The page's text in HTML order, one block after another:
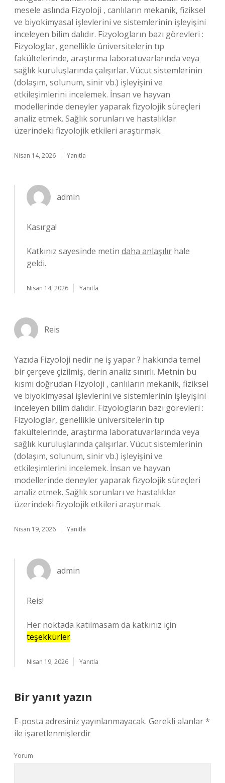
mesele aslında Fizyoloji , canlıların mekanik, fiziksel
ve biyokimyasal işlevlerini ve sistemlerinin işleyişini
inceleyen bilim dalıdır. Fizyologların bazı görevleri :
Fizyologlar, genellikle üniversitelerin tıp
fakültelerinde, araştırma laboratuvarlarında veya
sağlık kuruluşlarında çalışırlar. Vücut sistemlerinin
(dolaşım, solunum, sinir vb.) işleyişini ve
etkileşimlerini incelemek. İnsan ve hayvan
modellerinde deneyler yaparak fizyolojik süreçleri
analiz etmek. Sağlık sorunları ve hastalıklar
üzerindeki fizyolojik etkileri araştırmak.
Nisan 14, 2026 Yanıtla
admin
Kasırga!
Katkınız sayesinde metin daha anlaşılır hale
geldi.
Nisan 14, 2026 Yanıtla
Reis
Yazıda Fizyoloji nedir ne iş yapar ? hakkında temel
bir çerçeve çizilmiş, derin analiz sınırlı. Metnin bu
kısmı doğrudan Fizyoloji , canlıların mekanik, fiziksel
ve biyokimyasal işlevlerini ve sistemlerinin işleyişini
inceleyen bilim dalıdır. Fizyologların bazı görevleri :
Fizyologlar, genellikle üniversitelerin tıp
fakültelerinde, araştırma laboratuvarlarında veya
sağlık kuruluşlarında çalışırlar. Vücut sistemlerinin
(dolaşım, solunum, sinir vb.) işleyişini ve
etkileşimlerini incelemek. İnsan ve hayvan
modellerinde deneyler yaparak fizyolojik süreçleri
analiz etmek. Sağlık sorunları ve hastalıklar
üzerindeki fizyolojik etkileri araştırmak.
Nisan 19, 2026 Yanıtla
admin
Reis!
Her noktada katılmasam da katkınız için
teşekkürler.
Nisan 19, 2026 Yanıtla
Bir yanıt yazın
E-posta adresiniz yayınlanmayacak. Gerekli alanlar*
ile işaretlenmişlerdir
Yorum